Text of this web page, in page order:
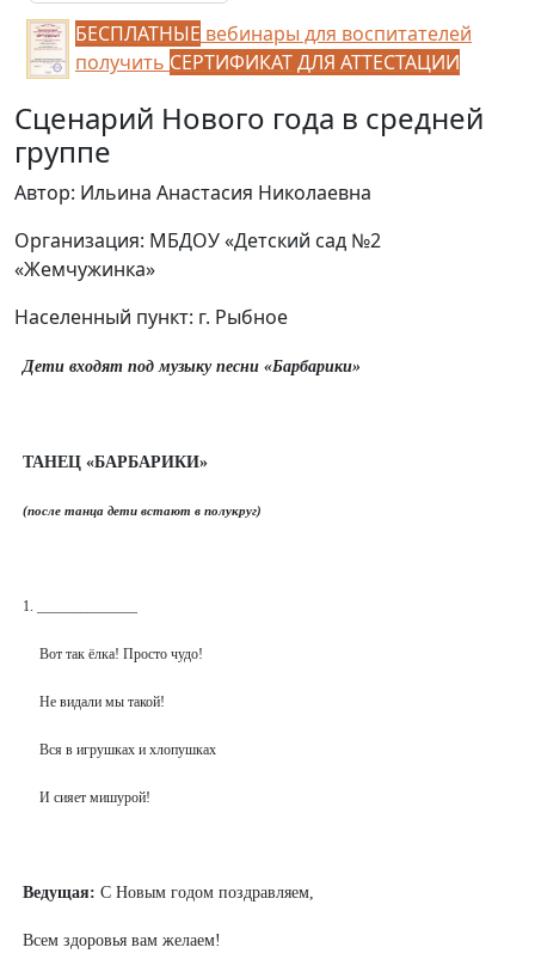
БЕСПЛАТНЫЕ вебинары для воспитателей
получить СЕРТИФИКАТ ДЛЯ АТТЕСТАЦИИ
Сценарий Нового года в средней
группе
Автор: Ильина Анастасия Николаевна
Организация: МБДОУ «Детский сад №2
«Жемчужинка»
Населенный пункт: г. Рыбное
Дети входят под музыку песни «Барбарики»
ТАНЕЦ «БАРБАРИКИ»
(после танца дети встают в полукруг)
1. ______________
Вот так ёлка! Просто чудо!
Не видали мы такой!
Вся в игрушках и хлопушках
И сияет мишурой!
Ведущая: С Новым годом поздравляем,
Всем здоровья вам желаем!